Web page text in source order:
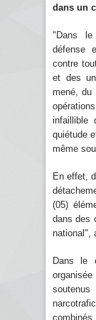
dans un
"Dans
défense
contre
et des
mené, du
infaillible
quiétude
même
En effet,
(05)
dans des
national",
Dans le